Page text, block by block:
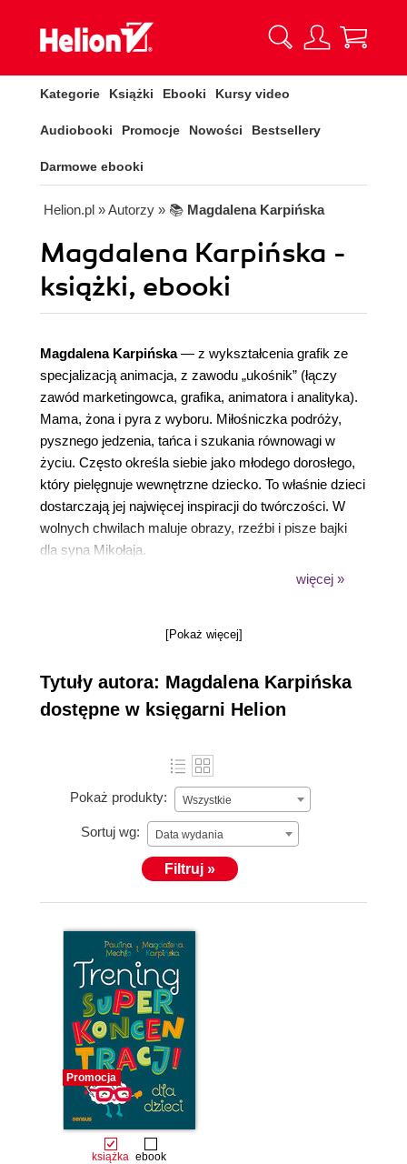
Kategorie Książki Ebooki Kursy video
Audiobooki Promocje Nowości Bestsellery
Darmowe ebooki
Helion.pl » Autorzy » 📚 Magdalena Karpińska
Magdalena Karpińska -
książki, ebooki
Magdalena Karpińska— z wykształcenia grafik ze
specjalizacją animacja, z zawodu „ukośnik” (łączy
zawód marketingowca, grafika, animatora i analityka).
Mama, żona i pyra z wyboru. Miłośniczka podróży,
pysznego jedzenia, tańca i szukania równowagi w
życiu. Często określa siebie jako młodego dorosłego,
który pielęgnuje wewnętrzne dziecko. To właśnie dzieci
dostarczają jej najwięcej inspiracji do twórczości. W
wolnych chwilach maluje obrazy, rzeźbi i pisze bajki
dla syna Mikołaja.
więcej »
[Pokaż więcej]
Tytuły autora: Magdalena Karpińska
dostępne w księgarni Helion
Pokaż produkty: Wszystkie
Sortuj wg: Data wydania
Filtruj »
Promocja
książka ebook